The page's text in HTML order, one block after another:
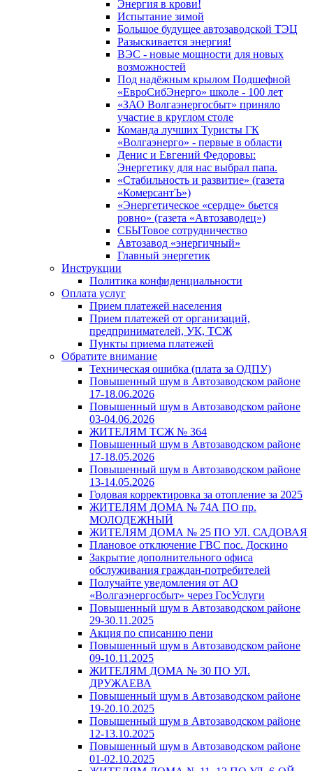
Энергия в крови!
Испытание зимой
Большое будущее автозаводской ТЭЦ
Разыскивается энергия!
ВЭС - новые мощности для новых
возможностей
Под надёжным крылом Подшефной
«ЕвроСибЭнерго» школе - 100 лет
«ЗАО Волгаэнергосбыт» приняло
участие в круглом столе
Команда лучших Туристы ГК
«Волгаэнерго» - первые в области
Денис и Евгений Федоровы:
Энергетику для нас выбрал папа.
«Стабильность и развитие» (газета
«КомерсантЪ»)
«Энергетическое «сердце» бьется
ровно» (газета «Автозаводец»)
СБЫТовое сотрудничество
Автозавод «энергичный»
Главный энергетик
Инструкции
Политика конфиденциальности
Оплата услуг
Прием платежей населения
Прием платежей от организаций,
предпринимателей, УК, ТСЖ
Пункты приема платежей
Обратите внимание
Техническая ошибка (плата за ОДПУ)
Повышенный шум в Автозаводском районе
17-18.06.2026
Повышенный шум в Автозаводском районе
03-04.06.2026
ЖИТЕЛЯМ ТСЖ № 364
Повышенный шум в Автозаводском районе
17-18.05.2026
Повышенный шум в Автозаводском районе
13-14.05.2026
Годовая корректировка за отопление за 2025
ЖИТЕЛЯМ ДОМА № 74А ПО пр.
МОЛОДЕЖНЫЙ
ЖИТЕЛЯМ ДОМА № 25 ПО УЛ. САДОВАЯ
Плановое отключение ГВС пос. Доскино
Закрытие дополнительного офиса
обслуживания граждан-потребителей
Получайте уведомления от АО
«Волгаэнергосбыт» через ГосУслуги
Повышенный шум в Автозаводском районе
29-30.11.2025
Акция по списанию пени
Повышенный шум в Автозаводском районе
09-10.11.2025
ЖИТЕЛЯМ ДОМА № 30 ПО УЛ.
ДРУЖАЕВА
Повышенный шум в Автозаводском районе
19-20.10.2025
Повышенный шум в Автозаводском районе
12-13.10.2025
Повышенный шум в Автозаводском районе
01-02.10.2025